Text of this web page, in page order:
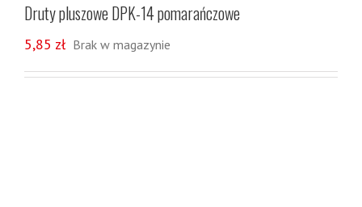
Druty pluszowe DPK-14 pomarańczowe
5,85 zł Brak w magazynie